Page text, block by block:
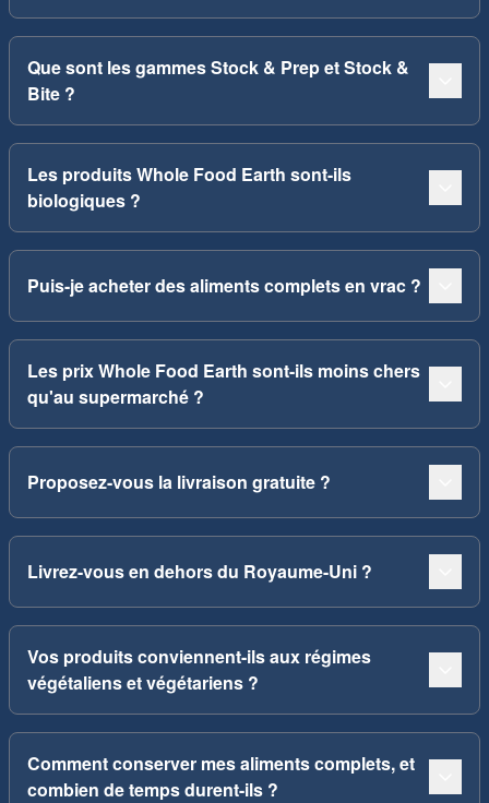
Que sont les gammes Stock & Prep et Stock &
Bite ?
Les produits Whole Food Earth sont-ils
biologiques ?
Puis-je acheter des aliments complets en vrac ?
Les prix Whole Food Earth sont-ils moins chers
qu'au supermarché ?
Proposez-vous la livraison gratuite ?
Livrez-vous en dehors du Royaume-Uni ?
Vos produits conviennent-ils aux régimes
végétaliens et végétariens ?
Comment conserver mes aliments complets, et
combien de temps durent-ils ?